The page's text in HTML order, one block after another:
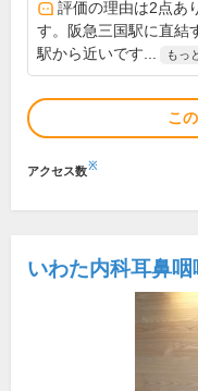
評価の理由は2点あ
す。阪急三国駅に直結
駅から近いです...
もっ
こ
アクセス数※
いわた内科耳鼻